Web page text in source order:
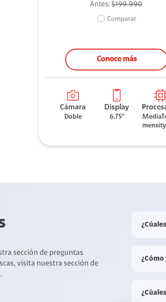
Antes: $199.990
Comparar
Conoce más
Cámara
Doble
Display
6.75"
sección de preguntas
visita nuestra sección de